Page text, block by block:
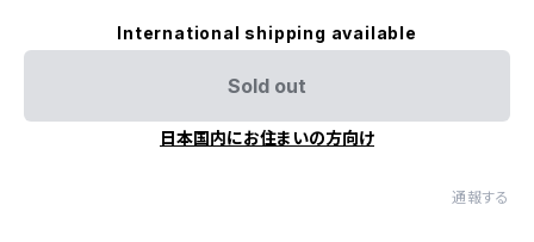
International shipping available
Sold out
日本国内にお住まいの方向け
通報する